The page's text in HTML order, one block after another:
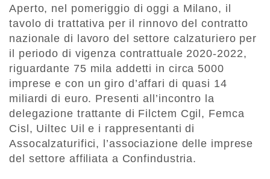
Aperto, nel pomeriggio di oggi a Milano, il
tavolo di trattativa per il rinnovo del contratto
nazionale di lavoro del settore calzaturiero per
il periodo di vigenza contrattuale 2020-2022,
riguardante 75 mila addetti in circa 5000
imprese e con un giro d’affari di quasi 14
miliardi di euro. Presenti all’incontro la
delegazione trattante di Filctem Cgil, Femca
Cisl, Uiltec Uil e i rappresentanti di
Assocalzaturifici, l’associazione delle imprese
del settore affiliata a Confindustria.